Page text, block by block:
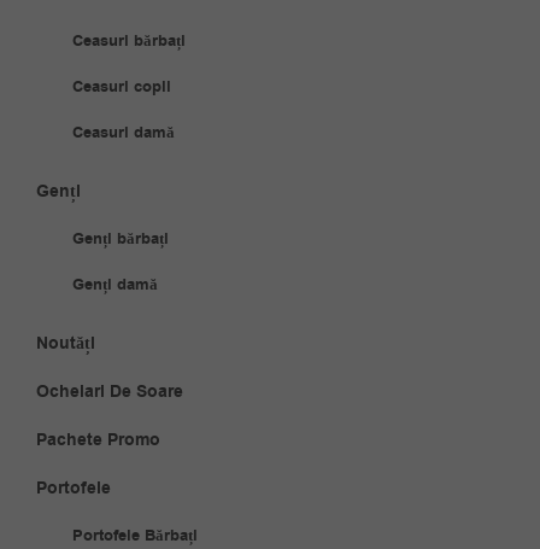
Ceasuri bărbați
Ceasuri copii
Ceasuri damă
Genți
Genți bărbați
Genți damă
Noutăți
Ochelari De Soare
Pachete Promo
Portofele
Portofele Bărbați